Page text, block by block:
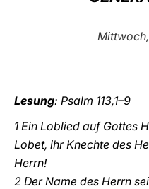
Lesung: Psalm 113,1–9
1 Ein Loblied auf Gottes
Lobet, ihr Knechte des
Herrn!
2 Der Name des Herrn